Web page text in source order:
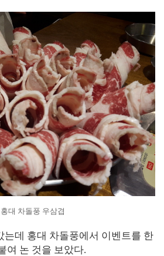
홍대 차돌풍 우삼겹
는데 홍대 차돌풍에서 이벤트를 한
여 논 것을 보았다.